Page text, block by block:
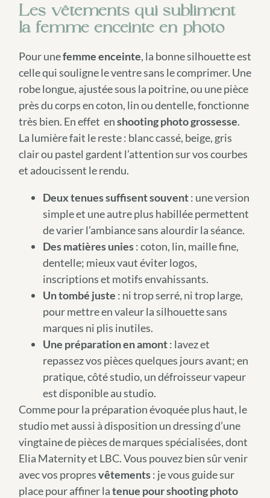
Les vêtements qui subliment
la femme enceinte en photo
Pour unefemme enceinte, la bonne silhouette est
celle qui souligne le ventre sans le comprimer. Une
robe longue, ajustée sous la poitrine, ou une pièce
près du corps en coton, lin ou dentelle, fonctionne
très bien. En effet enshooting photo grossesse.
La lumière fait le reste : blanc cassé, beige, gris
clair ou pastel gardent l’attention sur vos courbes
et adoucissent le rendu.
Deux tenues suffisent souvent: une version
simple et une autre plus habillée permettent
de varier l’ambiance sans alourdir la séance.
Des matières unies: coton, lin, maille fine,
dentelle; mieux vaut éviter logos,
inscriptions et motifs envahissants.
Un tombé juste : ni trop serré, ni trop large,
pour mettre en valeur la silhouette sans
marques ni plis inutiles.
Une préparation en amont: lavez et
repassez vos pièces quelques jours avant; en
pratique, côté studio, un défroisseur vapeur
est disponible au studio.
Comme pour la préparation évoquée plus haut, le
studio met aussi à disposition un dressing d’une
vingtaine de pièces de marques spécialisées, dont
Elia Maternity et LBC. Vous pouvez bien sûr venir
avec vos propresvêtements: je vous guide sur
place pour affiner latenue pour shooting photo